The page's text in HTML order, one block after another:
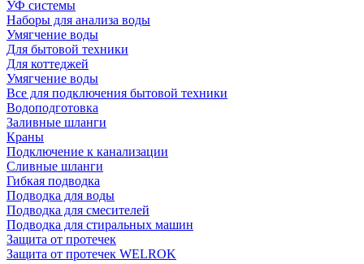
УФ системы
Наборы для анализа воды
Умягчение воды
Для бытовой техники
Для коттеджей
Умягчение воды
Все для подключения бытовой техники
Водоподготовка
Заливные шланги
Краны
Подключение к канализации
Сливные шланги
Гибкая подводка
Подводка для воды
Подводка для смесителей
Подводка для стиральных машин
Защита от протечек
Защита от протечек WELROK